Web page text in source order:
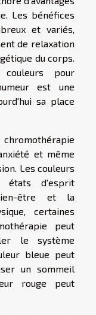
Les bénéfices
et variés,
de relaxation
du corps.
pour
est une
sa place
et même
Les couleurs
états d'esprit
être et la
certaines
peut
le système
bleue peut
un sommeil
rouge peut